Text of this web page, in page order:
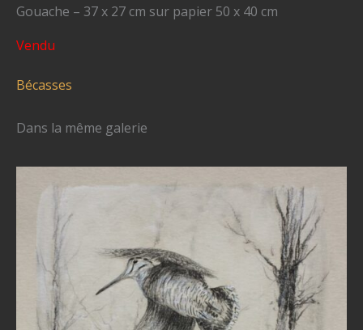
Gouache – 37 x 27 cm sur papier 50 x 40 cm
Vendu
Bécasses
Dans la même galerie